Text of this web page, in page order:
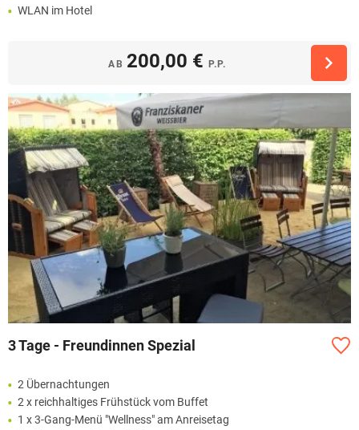
WLAN im Hotel
AB 200,00 € P.P.
3 Tage - Freundinnen Spezial
2 Übernachtungen
2 x reichhaltiges Frühstück vom Buffet
1 x 3-Gang-Menü "Wellness" am Anreisetag